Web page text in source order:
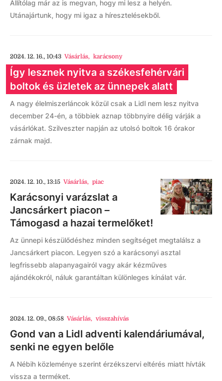
Állítólag már az is megvan, hogy mi lesz a helyén.
Utánajártunk, hogy mi igaz a híresztelésekből.
2024. 12. 16., 10:43 Vásárlás, karácsony
Így lesznek nyitva a székesfehérvári
boltok és üzletek az ünnepek alatt
A nagy élelmiszerláncok közül csak a Lidl nem lesz nyitva
december 24-én, a többiek aznap többnyire délig várják a
vásárlókat. Szilveszter napján az utolsó boltok 16 órakor
zárnak majd.
2024. 12. 10., 13:15 Vásárlás, piac
Karácsonyi varázslat a
Jancsárkert piacon –
Támogasd a hazai termelőket!
Az ünnepi készülődéshez minden segítséget megtalálsz a
Jancsárkert piacon. Legyen szó a karácsonyi asztal
legfrissebb alapanyagairól vagy akár kézműves
ajándékokról, náluk garantáltan különleges kínálat vár.
2024. 12. 09., 08:58 Vásárlás, visszahívás
Gond van a Lidl adventi kalendáriumával,
senki ne egyen belőle
A Nébih közleménye szerint érzékszervi eltérés miatt hívták
vissza a terméket.